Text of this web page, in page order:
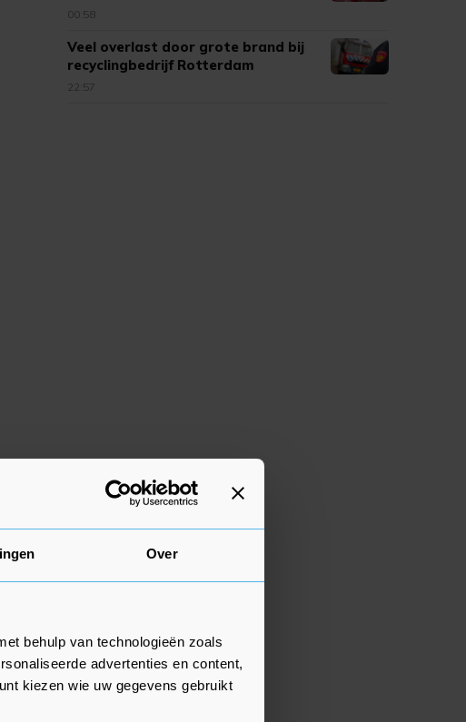
Over
behulp van technologieën zoals
advertenties en content,
kiezen wie uw gegevens gebruikt
00:58
Veel overlast door grote brand bij
recyclingbedrijf Rotterdam
22:57